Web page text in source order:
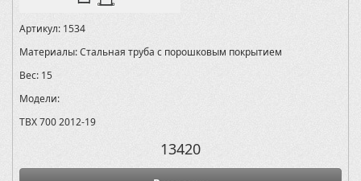
Артикул: 1534
Материалы:Стальная труба с порошковым покрытием
Вес: 15
Модели:
TBX 700 2012-19
13420